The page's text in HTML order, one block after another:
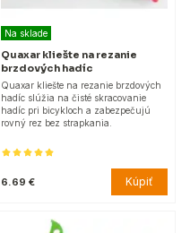
Na sklade
Quaxar kliešte na rezanie
brzdových hadíc
Quaxar kliešte na rezanie brzdových
hadíc slúžia na čisté skracovanie
hadíc pri bicykloch a zabezpečujú
rovný rez bez strapkania.
6.69 € Kúpiť